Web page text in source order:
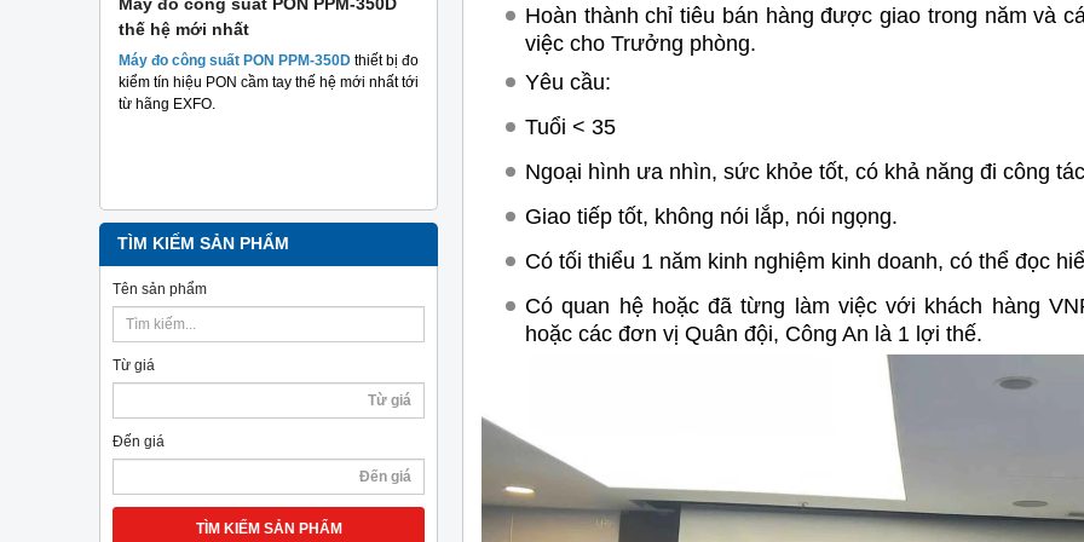
thế hệ mới nhất
Máy đo công suất PON PPM-350D thiết bị đo
kiểm tín hiệu PON cầm tay thế hệ mới nhất tới
từ hãng EXFO.
Plus TriBrer – Giải pháp kiểm tra
tuyến quang chính xác, chuyên
nghiệp
TriBrer– Giải pháp kiểm tra tuyến quang
Giải pháp đột phá cho đo kiểm
TÌM KIẾM SẢN PHẨM
Tên sản phẩm
Từ giá
Đến giá
TÌM KIẾM SẢN PHẨM
Hoàn thành chỉ tiêu bán hàng được giao trong năm và
việc cho Trưởng phòng.
Yêu cầu:
Tuổi < 35
Ngoại hình ưa nhìn, sức khỏe tốt, có khả năng đi công
Giao tiếp tốt, không nói lắp, nói ngọng.
Có tối thiểu 1 năm kinh nghiệm kinh doanh, có thể đọc
Có quan hệ hoặc đã từng làm việc với khách hàng
hoặc các đơn vị Quân đội, Công An là 1 lợi thế.